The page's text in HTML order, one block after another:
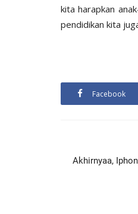
kita harapkan
pendidikan kita
Facebook
Akhirnyaa,